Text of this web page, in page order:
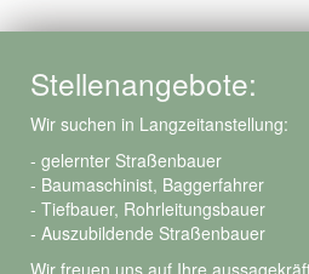
Stellenangebote:
Wir suchen in Langzeitanstellung:
- gelernter Straßenbauer
- Baumaschinist, Baggerfahrer
- Tiefbauer, Rohrleitungsbauer
- Auszubildende Straßenbauer
Wir freuen uns auf Ihre